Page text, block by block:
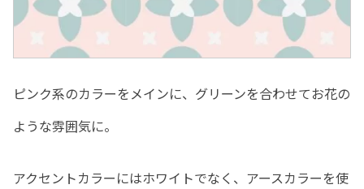
ピンク系のカラーをメインに、グリーンを合わせてお花の
ような雰囲気に。
アクセントカラーにはホワイトでなく、アースカラーを使